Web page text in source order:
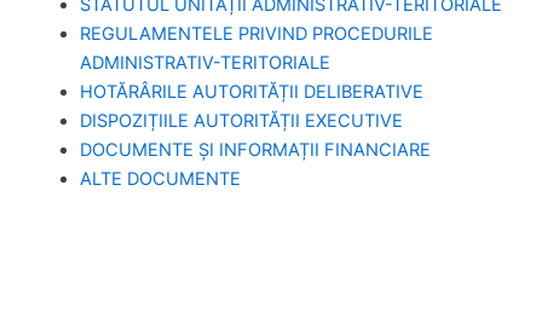
STATUTUL UNITĂȚII ADMINISTRATIV-TERITORIALE
REGULAMENTELE PRIVIND PROCEDURILE
ADMINISTRATIV-TERITORIALE
HOTĂRÂRILE AUTORITĂȚII DELIBERATIVE
DISPOZIȚIILE AUTORITĂȚII EXECUTIVE
DOCUMENTE ȘI INFORMAȚII FINANCIARE
ALTE DOCUMENTE